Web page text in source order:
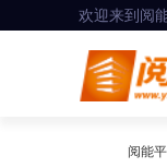
欢迎来到阅
阅能